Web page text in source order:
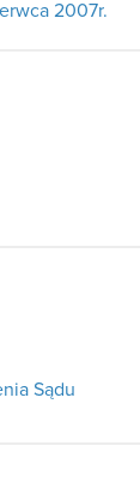
2007r.
Sądu